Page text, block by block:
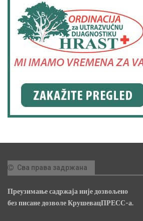
Сва права задржана
Преузимање садржаја није дозвољено
без писане дозволе КрушевацПРЕСС-а.